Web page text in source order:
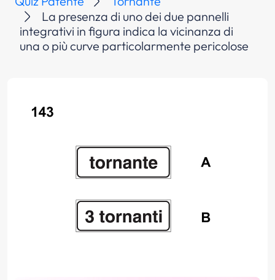
La presenza di uno dei due pannelli
integrativi in figura indica la vicinanza di
una o più curve particolarmente pericolose